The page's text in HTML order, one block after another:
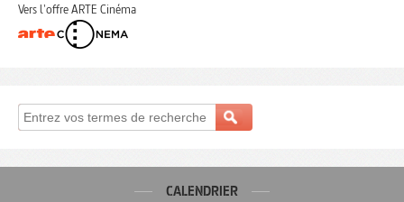
Vers l'offre ARTE Cinéma
CALENDRIER